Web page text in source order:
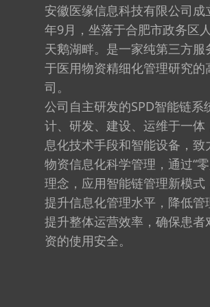
安徽医缘信息科技有限公司成
年9月，坐落于合肥市政务区
天鹅湖畔。是一家纯第三方服
于医用物资精细化管理研究的
司。
公司自主研发的SPD智能链系
计、研发、建设、运维于一体
息化技术手段和智能设备，致
物资信息化科学管理，通过“
理念，应用智能链管理新模式
提升信息化管理水平，降低管
提升整体运营效率，确保患者
资的使用安全。